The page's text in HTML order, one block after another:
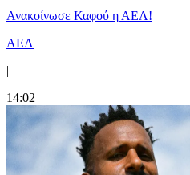
Ανακοίνωσε Καφού η ΑΕΛ!
ΑΕΛ
|
14:02